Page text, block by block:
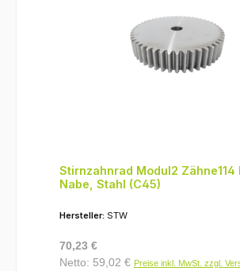
Stirnzahnrad Modul2 Zähne114
Nabe, Stahl (C45)
Hersteller: STW
Regulärer Preis:
70,23 €
Netto: 59,02 € Preise inkl. MwSt. zzgl.